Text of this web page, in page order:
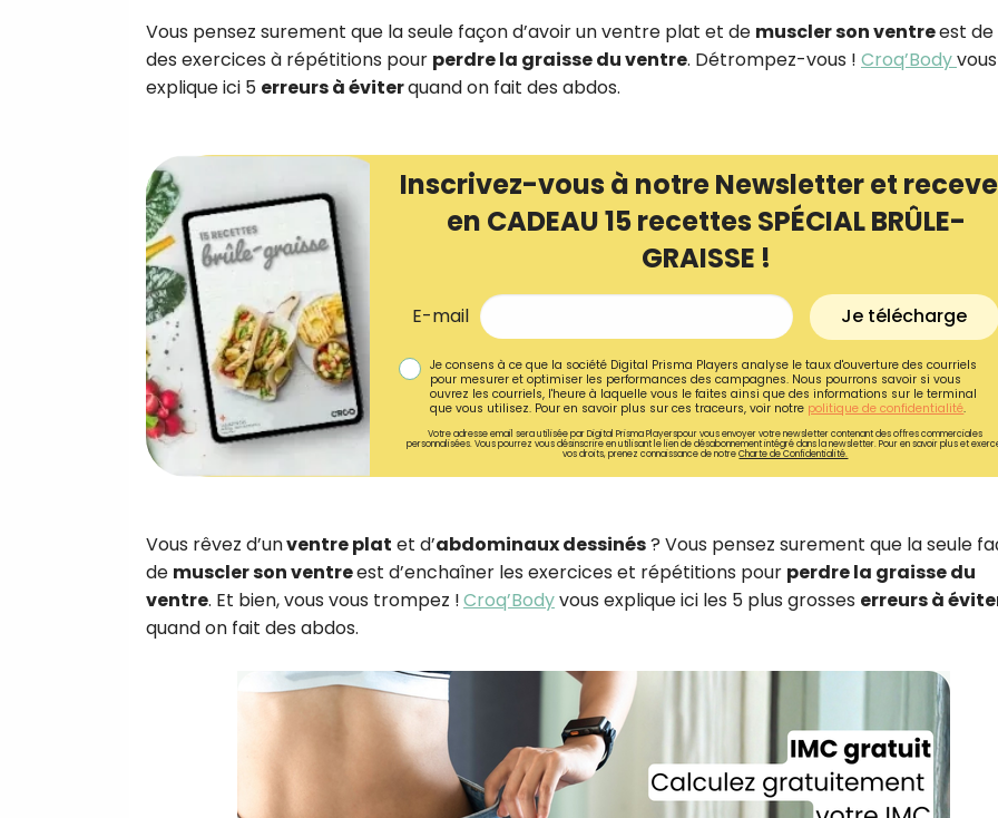
Vous pensez surement que la seule façon d’avoir un ventre plat et de muscler son ventreest
des exercices à répétitions pour perdre la graisse du ventre. Détrompez-vous ! Croq’Bodyvous
explique ici 5 erreurs à éviterquand on fait des abdos.
Inscrivez-vous à notre Newsletter et
en CADEAU 15 recettes SPÉCIAL BRÛLE-
GRAISSE !
E-mail Je télécharge
Je consens à ce que la société Digital Prisma Players analyse le taux d'ouverture des courriels
pour mesurer et optimiser les performances des campagnes. Nous pourrons savoir si vous
ouvrez les courriels, l'heure à laquelle vous le faites ainsi que des informations sur le terminal
que vous utilisez. Pour en savoir plus sur ces traceurs, voir notre politique de confidentialité.
Votre adresse email sera utilisée par Digital Prisma Playerspour vous envoyer votre newsletter contenant des offres commerciales
personnalisées. Vous pourrez vous désinscrire en utilisant le lien de désabonnement intégré dans la newsletter. Pour en savoir plus et
vos droits, prenez connaissance de notreCharte de Confidentialité.
Vous rêvez d’unventre plat et d’abdominaux dessinés? Vous pensez surement que la seule
de muscler son ventreest d’enchaîner les exercices et répétitions pour perdre la graisse du
ventre. Et bien, vous vous trompez !Croq’Bodyvous explique ici les 5 plus grosses erreurs à
quand on fait des abdos.
Recevez gratuitement
recettes inédites de
Ainsi que la newsletter